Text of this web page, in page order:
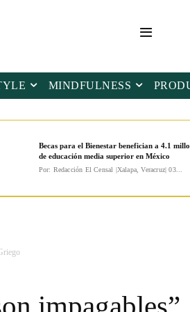
MINDFULNESS
Becas para el Bienestar benefician a 4.1
de educación media superior en México
Por: Redacción El Censal |Xalapa, Veracruz| 03...
impagables”,